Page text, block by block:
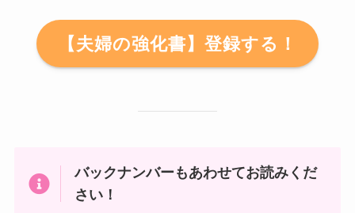
【夫婦の強化書】登録する！
バックナンバーもあわせてお読みくだ
さい！